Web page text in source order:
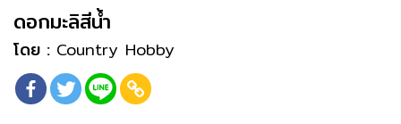
ดอกมะลิสีน้ำ
โดย : Country Hobby